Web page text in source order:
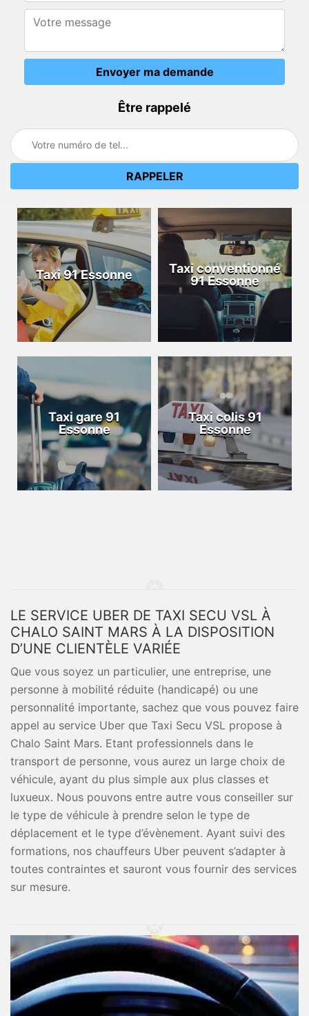
Être rappelé
Taxi 91 Essonne
Taxi conventionné
91 Essonne
Taxi gare 91
Essonne
Taxi colis 91
Essonne
LE SERVICE UBER DE TAXI SECU VSL À
CHALO SAINT MARS À LA DISPOSITION
D’UNE CLIENTÈLE VARIÉE
Que vous soyez un particulier, une entreprise, une
personne à mobilité réduite (handicapé) ou une
personnalité importante, sachez que vous pouvez faire
appel au service Uber que Taxi Secu VSL propose à
Chalo Saint Mars. Etant professionnels dans le
transport de personne, vous aurez un large choix de
véhicule, ayant du plus simple aux plus classes et
luxueux. Nous pouvons entre autre vous conseiller sur
le type de véhicule à prendre selon le type de
déplacement et le type d’évènement. Ayant suivi des
formations, nos chauffeurs Uber peuvent s’adapter à
toutes contraintes et sauront vous fournir des services
sur mesure.